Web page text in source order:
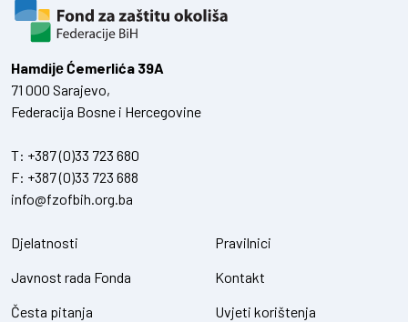
Hamdiје Ćemerlića 39A
71 000 Sarajevo,
Federacija Bosne i Hercegovine
T: +387 (0)33 723 680
F: +387 (0)33 723 688
info@fzofbih.org.ba
Djelatnosti
Javnost rada Fonda
Česta pitanja
Pravilnici
Kontakt
Uvjeti korištenja